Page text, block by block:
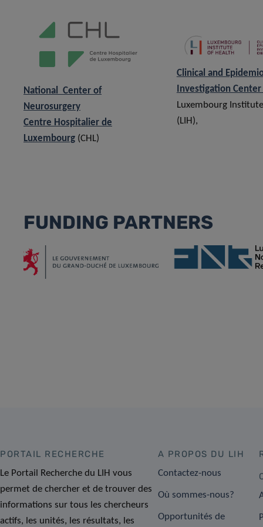
National Center of
Neurosurgery
Centre Hospitalier de
Luxembourg (CHL)
Clinical and
Investigation Center
Luxembourg
(LIH),
FUNDING PARTNERS
PORTAIL RECHERCHE
Le Portail Recherche du LIH vous
permet de chercher et de trouver des
informations sur tous les chercheurs
actifs, les unités, les résultats, les
A PROPOS DU LIH
Contactez-nous
Où sommes-nous?
Opportunités de